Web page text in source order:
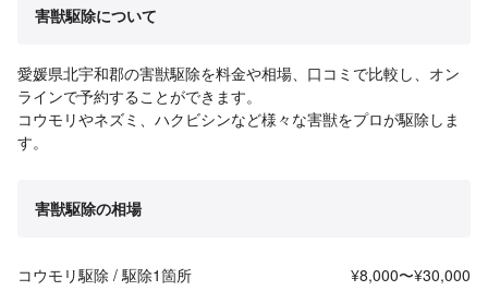
害獣駆除について
愛媛県北宇和郡の害獣駆除を料金や相場、口コミで比較し、オン
ラインで予約することができます。
コウモリやネズミ、ハクビシンなど様々な害獣をプロが駆除しま
す。
害獣駆除の相場
コウモリ駆除 / 駆除1箇所
¥8,000〜¥30,000